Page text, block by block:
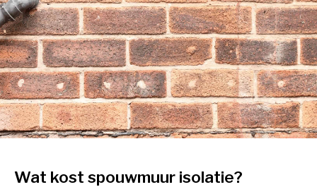
Wat kost spouwmuur isolatie?